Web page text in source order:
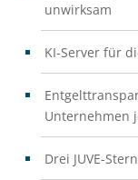
unwirksam
KI-Server für
Unternehmen
Drei JUVE-